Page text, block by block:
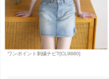
ワンポイント刺繍チビT[CL9880]